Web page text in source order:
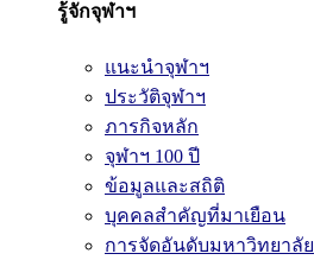
รู้จักจุฬาฯ
แนะนำจุฬาฯ
ประวัติจุฬาฯ
ภารกิจหลัก
จุฬาฯ 100 ปี
ข้อมูลและสถิติ
บุคคลสำคัญที่มาเยือน
การจัดอันดับมหาวิทยาลัย